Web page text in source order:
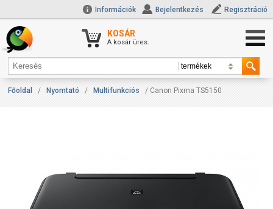
Információk Bejelentkezés Regisztráció
KOSÁR
A kosár üres.
Főoldal / Nyomtató / Multifunkciós / Canon Pixma TS5150